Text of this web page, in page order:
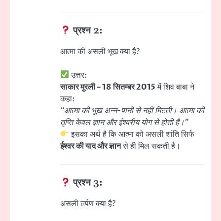
प्रश्न 2:
आत्मा की असली भूख क्या है?
उत्तर:
साकार मुरली – 18 सितम्बर 2015में शिव बाबा ने
कहा:
“आत्मा की भूख अन्न-पानी से नहीं मिटती। आत्मा की
तृप्ति केवल ज्ञान और ईश्वरीय योग से होती है।”
इसका अर्थ है कि आत्मा को असली शांति सिर्फ
ईश्वर की याद और ज्ञानसे ही मिल सकती है।
प्रश्न 3:
असली तर्पण क्या है?